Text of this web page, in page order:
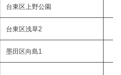
台東区上野公園
台東区浅草2
墨田区向島1